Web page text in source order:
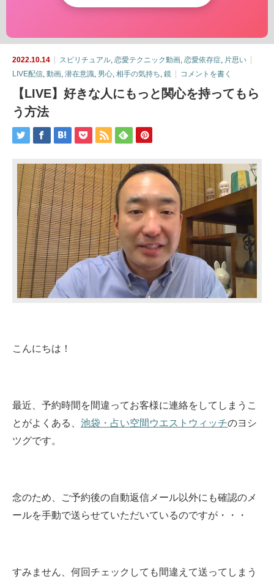
2022.10.14 スピリチュアル 恋愛テクニック動画 恋愛依存症 片思い
LIVE配信 動画 潜在意識 男心 相手の気持ち 鏡 コメントを書く
【LIVE】好きな人にもっと関心を持ってもら
う方法
こんにちは！
最近、予約時間を間違ってお客様に連絡をしてしまうこ
とがよくある、 池袋・占い空間ウエストウィッチのヨシ
ツグです。
念のため、ご予約後の自動返信メール以外にも確認のメ
ールを手動で送らせていただいているのですが・・・
すみません、何回チェックしても間違えて送ってしまう